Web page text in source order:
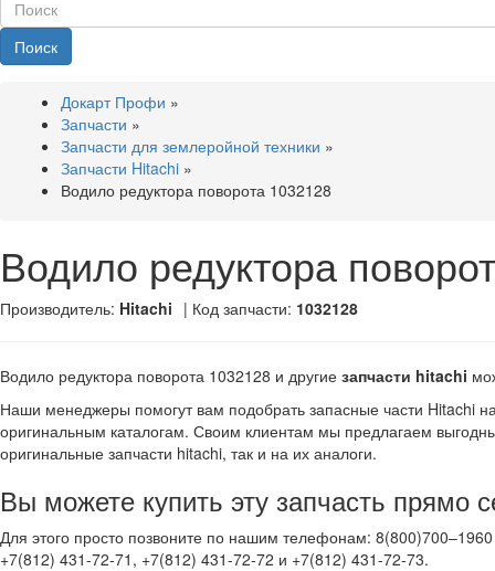
Поиск
Докарт Профи »
Запчасти »
Запчасти для землеройной техники »
Запчасти Hitachi »
Водило редуктора поворота 1032128
Водило редуктора
Производитель: Hitachi | Код запчасти: 1032128
Водило редуктора поворота 1032128 и другие запчасти hitachi
Наши менеджеры помогут вам подобрать запасные части Hitachi
оригинальным каталогам. Своим клиентам мы предлагаем
оригинальные запчасти hitachi, так и на их аналоги.
Вы можете купить эту запчасть прямо
Для этого просто позвоните по нашим телефонам:
+7(812) 431-72-71, +7(812) 431-72-72 и +7(812) 431-72-73.